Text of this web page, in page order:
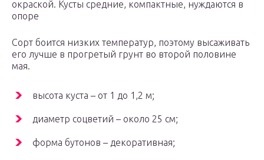
окраской. Кусты средние, компактные, нуждаются в
опоре
Сорт боится низких температур, поэтому высаживать
его лучше в прогретый грунт во второй половине
мая.
высота куста – от 1 до 1,2 м;
диаметр соцветий – около 25 см;
форма бутонов – декоративная;